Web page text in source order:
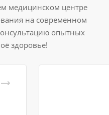
медицинском центре
на современном
опытных
здоровье!